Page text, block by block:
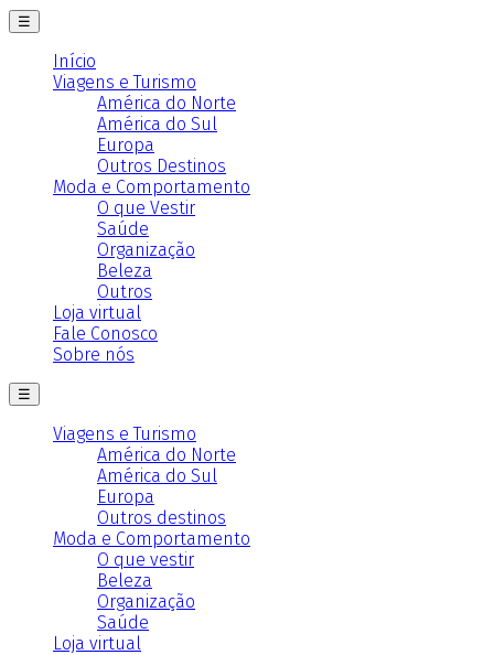
☰
Início
Viagens e Turismo
América do Norte
América do Sul
Europa
Outros Destinos
Moda e Comportamento
O que Vestir
Saúde
Organização
Beleza
Outros
Loja virtual
Fale Conosco
Sobre nós
☰
Viagens e Turismo
América do Norte
América do Sul
Europa
Outros destinos
Moda e Comportamento
O que vestir
Beleza
Organização
Saúde
Loja virtual